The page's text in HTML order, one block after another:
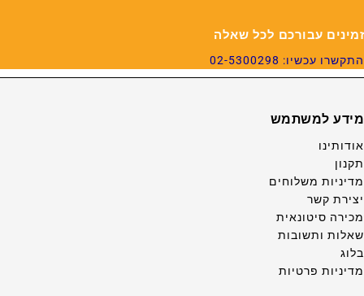
זמינים עבורכם לכל שאלה
התקשרו עכשיו: 02-5300298
מידע למשתמש
אודותינו
תקנון
מדיניות משלוחים
יצירת קשר
מכירה סיטונאית
שאלות ותשובות
בלוג
מדיניות פרטיות